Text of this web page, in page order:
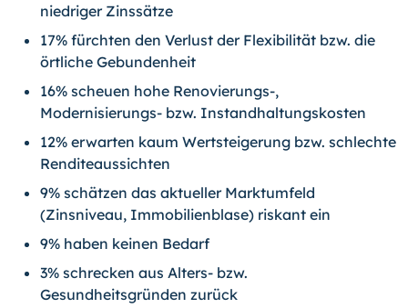
niedriger Zinssätze
17% fürchten den Verlust der Flexibilität bzw. die
örtliche Gebundenheit
16% scheuen hohe Renovierungs-,
Modernisierungs- bzw. Instandhaltungskosten
12% erwarten kaum Wertsteigerung bzw. schlechte
Renditeaussichten
9% schätzen das aktueller Marktumfeld
(Zinsniveau, Immobilienblase) riskant ein
9% haben keinen Bedarf
3% schrecken aus Alters- bzw.
Gesundheitsgründen zurück